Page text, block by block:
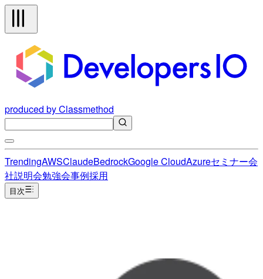
produced by Classmethod
TrendingAWSClaudeBedrockGoogle CloudAzureセミナー会
社説明会勉強会事例採用
目次